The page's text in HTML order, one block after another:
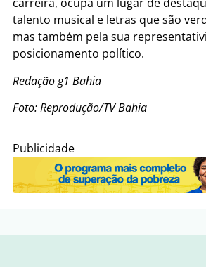
talento musical e letras que são
mas também pela sua
posicionamento político.
Redação g1 Bahia
Foto: Reprodução/TV Bahia
Publicidade